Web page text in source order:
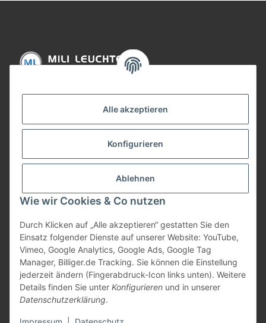
Alle akzeptieren
Konfigurieren
Ablehnen
Wie wir Cookies & Co nutzen
Durch Klicken auf „Alle akzeptieren“ gestatten Sie den
Einsatz folgender Dienste auf unserer Website: YouTube,
Vimeo, Google Analytics, Google Ads, Google Tag
Manager, Billiger.de Tracking. Sie können die Einstellung
jederzeit ändern (Fingerabdruck-Icon links unten). Weitere
Details finden Sie unter Konfigurieren und in unserer
Datenschutzerklärung.
Gesetzliche Informationen
Bezahlung
Vertrag widerrufen